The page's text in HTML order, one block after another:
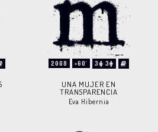
2008 >60' 3 3
UNA MUJER EN
TRANSPARENCIA
Eva Hibernia